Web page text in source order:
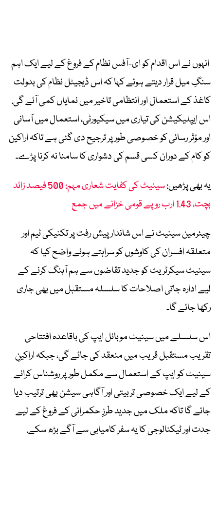
انہوں نے اس اقدام کو ای-آفس نظام کے فروغ کے لیے ایک اہم
سنگِ میل قرار دیتے ہوئے کہا کہ اس ڈیجیٹل نظام کی بدولت
کاغذ کے استعمال اور انتظامی تاخیر میں نمایاں کمی آئے گی.
اس ایپلیکیشن کی تیاری میں سیکیورٹی، استعمال میں آسانی
اور مؤثر رسائی کو خصوصی طور پر ترجیح دی گئی ہے تاکہ اراکین
کو کام کے دوران کسی قسم کی دشواری کا سامنا نہ کرنا پڑے۔
یہ بھی پڑھیں:
سینیٹ کی کفایت شعاری مہم: 500 فیصد زائد
بچت، 1.43 ارب روپے قومی خزانے میں جمع
چیئرمین سینیٹ نے اس شاندار پیش رفت پر تکنیکی ٹیم اور
متعلقہ افسران کی کاوشوں کو سراہتے ہوئے واضح کیا کہ
سینیٹ سیکرٹریٹ کو جدید تقاضوں سے ہم آہنگ کرنے کے
لیے ادارہ جاتی اصلاحات کا سلسلہ مستقبل میں بھی جاری
رکھا جائے گا۔
اس سلسلے میں سینیٹ موبائل ایپ کی باقاعدہ افتتاحی
تقریب مستقبل قریب میں منعقد کی جائے گی، جبکہ اراکینِ
سینیٹ کو ایپ کے استعمال سے مکمل طور پر روشناس کرانے
کے لیے ایک خصوصی تربیتی اور آگاہی سیشن بھی ترتیب دیا
جائے گا تاکہ ملک میں جدید طرزِ حکمرانی کے فروغ کے لیے
جدت اور ٹیکنالوجی کا یہ سفر کامیابی سے آگے بڑھ سکے.